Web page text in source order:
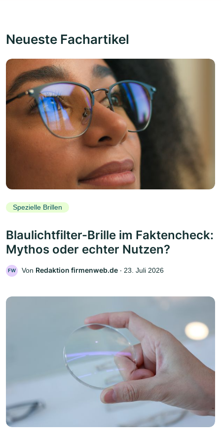
Neueste Fachartikel
Spezielle Brillen
Blaulichtfilter-Brille im Faktencheck:
Mythos oder echter Nutzen?
FW Von Redaktion firmenweb.de ‧ 23. Juli 2026